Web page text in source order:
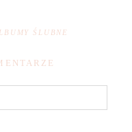
ŚLUBNE